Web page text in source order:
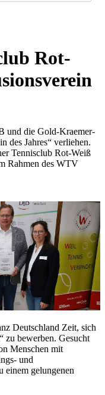
Rot-
und die Gold-Kraemer-
des Jahres“ verliehen.
Tennisclub Rot-Weiß
Rahmen des WTV
Deutschland Zeit, sich
zu bewerben. Gesucht
Menschen mit
und
einem gelungenen